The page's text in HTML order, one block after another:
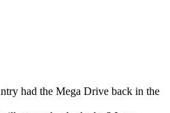
had the Mega Drive back in the